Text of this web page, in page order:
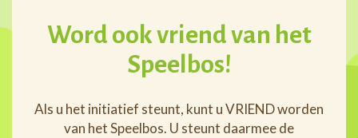
Word ook vriend van het
Speelbos!
Als u het initiatief steunt, kunt u VRIEND worden
van het Speelbos. U steunt daarmee de